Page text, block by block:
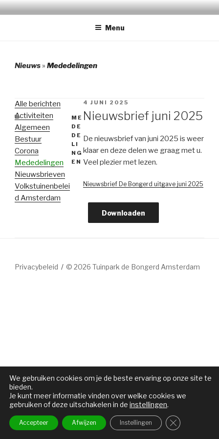
Naar
de
TUINPARK DE BONGERD
Menu
Nieuws » Mededelingen
Alle berichten
Activiteiten
Algemeen
Bestuur
Corona
Mededelingen
Nieuwsbrieven
Volkstuinenbelei
d Amsterdam
GEPLAATST
OP
4 JUNI 2025
Nieuwsbrief juni 2025
De nieuwsbrief van juni 2025 is weer
klaar en deze delen we graag met u.
Veel plezier met lezen.
Nieuwsbrief De Bongerd uitgave juni 2025
Downloaden
CATEGORIEËN
ME
DE
DE
LI
NG
EN
Privacybeleid © 2026 Tuinpark de Bongerd Amsterdam
We gebruiken cookies om je de beste ervaring op onze site te
bieden.
Je kunt meer informatie vinden over welke cookies we
gebruiken of deze uitschakelen in de instellingen.
Accepteer Afwijzen Instellingen Sluit AVG/